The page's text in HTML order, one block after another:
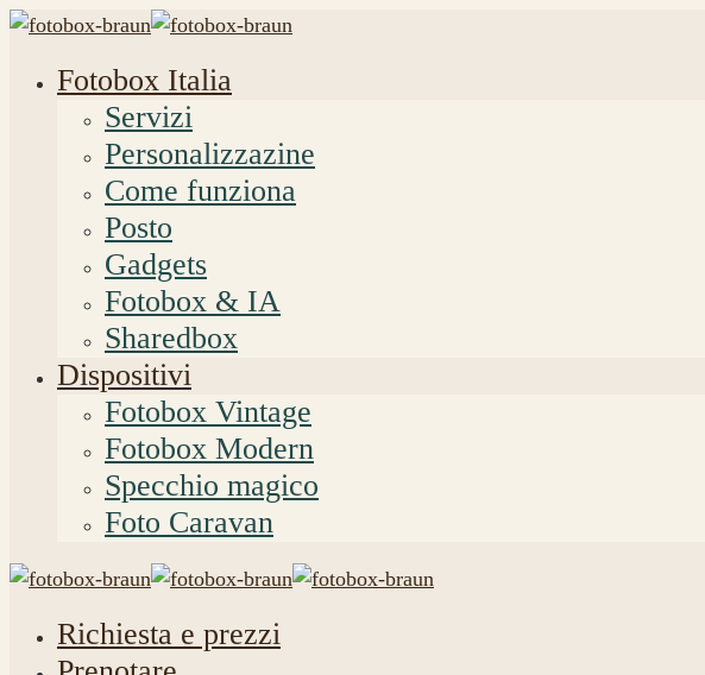
Fotobox Italia
Servizi
Personalizzazine
Come funziona
Posto
Gadgets
Fotobox & IA
Sharedbox
Dispositivi
Fotobox Vintage
Fotobox Modern
Specchio magico
Foto Caravan
Richiesta e prezzi